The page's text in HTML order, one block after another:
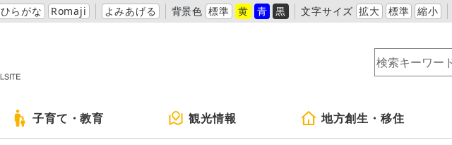
ひらがな Romaji よみあげる 背景色 標準 黄 青 黒 文字サイズ 拡大 標準 縮小
子育て・教育 観光情報 地方創生・移住